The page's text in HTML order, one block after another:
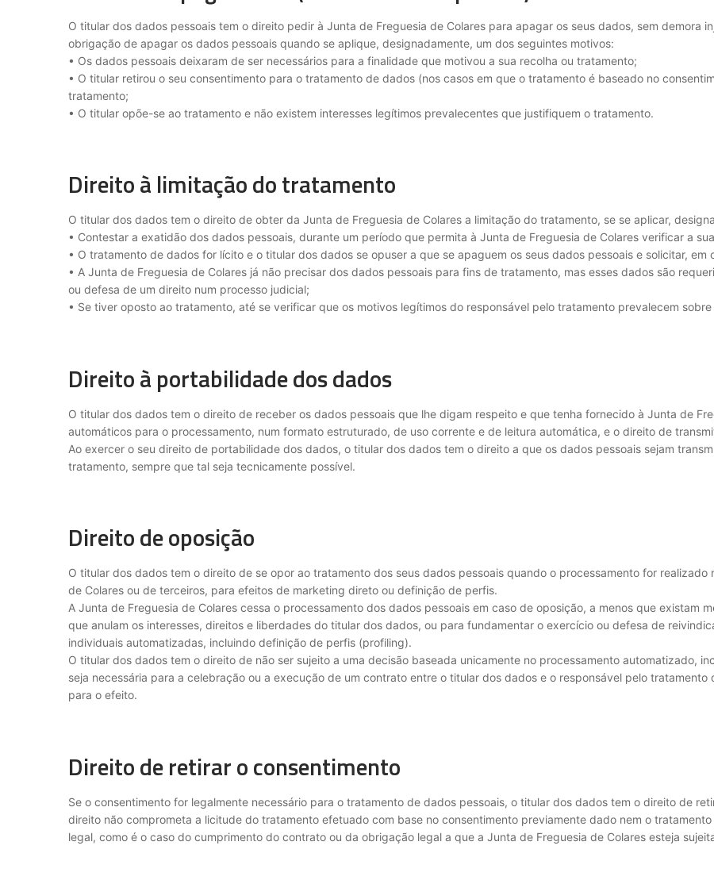
O titular dos dados pessoais tem o direito pedir à Junta de Freguesia de Colares para apagar os seus dados, sem demora
obrigação de apagar os dados pessoais quando se aplique, designadamente, um dos seguintes motivos:
• Os dados pessoais deixaram de ser necessários para a finalidade que motivou a sua recolha ou tratamento;
• O titular retirou o seu consentimento para o tratamento de dados (nos casos em que o tratamento é baseado no
tratamento;
• O titular opõe-se ao tratamento e não existem interesses legítimos prevalecentes que justifiquem o tratamento.
Direito à limitação do tratamento
O titular dos dados tem o direito de obter da Junta de Freguesia de Colares a limitação do tratamento, se se aplicar,
• Contestar a exatidão dos dados pessoais, durante um período que permita à Junta de Freguesia de Colares verificar a
• O tratamento de dados for lícito e o titular dos dados se opuser a que se apaguem os seus dados pessoais e solicitar,
• A Junta de Freguesia de Colares já não precisar dos dados pessoais para fins de tratamento, mas esses dados são
ou defesa de um direito num processo judicial;
• Se tiver oposto ao tratamento, até se verificar que os motivos legítimos do responsável pelo tratamento prevalecem
Direito à portabilidade dos dados
O titular dos dados tem o direito de receber os dados pessoais que lhe digam respeito e que tenha fornecido à Junta de
automáticos para o processamento, num formato estruturado, de uso corrente e de leitura automática, e o direito de
Ao exercer o seu direito de portabilidade dos dados, o titular dos dados tem o direito a que os dados pessoais sejam
tratamento, sempre que tal seja tecnicamente possível.
Direito de oposição
O titular dos dados tem o direito de se opor ao tratamento dos seus dados pessoais quando o processamento for
de Colares ou de terceiros, para efeitos de marketing direto ou definição de perfis.
A Junta de Freguesia de Colares cessa o processamento dos dados pessoais em caso de oposição, a menos que existam
que anulam os interesses, direitos e liberdades do titular dos dados, ou para fundamentar o exercício ou defesa de
individuais automatizadas, incluindo definição de perfis (profiling).
O titular dos dados tem o direito de não ser sujeito a uma decisão baseada unicamente no processamento automatizado,
seja necessária para a celebração ou a execução de um contrato entre o titular dos dados e o responsável pelo
para o efeito.
Direito de retirar o consentimento
Se o consentimento for legalmente necessário para o tratamento de dados pessoais, o titular dos dados tem o direito de
direito não comprometa a licitude do tratamento efetuado com base no consentimento previamente dado nem o
legal, como é o caso do cumprimento do contrato ou da obrigação legal a que a Junta de Freguesia de Colares esteja